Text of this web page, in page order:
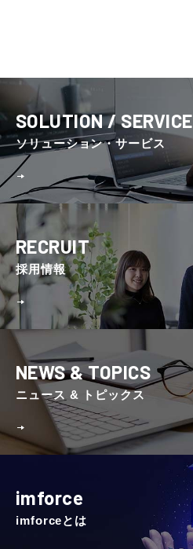
SOLUTION / SERVICE
ソリューション・サービス
RECRUIT
採⽤情報
NEWS & TOPICS
ニュース & トピックス
imforce
imforceとは